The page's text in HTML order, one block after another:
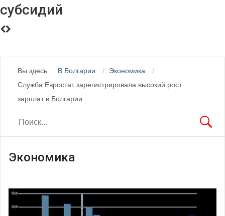
субсидий
Вы здесь: В Болгарии
Экономика
Служба Евростат зарегистрировала высокий рост
зарплат в Болгарии
Экономика